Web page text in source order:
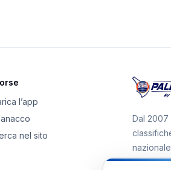
l’app
nel sito
Dal 2007